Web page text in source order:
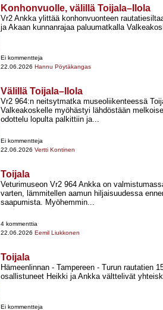
Konhonvuolle, välillä Toijala–Ilola
Vr2 Ankka ylittää konhonvuonteen
ja Akaan kunnanrajaa paluumatkalla
Ei kommentteja
22.06.2026 Hannu Pöytäkangas
Välillä Toijala–Ilola
Vr2 964:n neitsytmatka museoliikenteessä
Valkeakoskelle myöhästyi lähdöstään
odottelu lopulta palkittiin ja...
Ei kommentteja
22.06.2026 Vertti Kontinen
Toijala
Veturimuseon Vr2 964 Ankka on
varten, lämmitellen aamun hiljaisuudessa
saapumista. Myöhemmin...
4 kommenttia
22.06.2026 Eemil Liukkonen
Toijala
Hämeenlinnan -​ Tampereen -​ Turun rautatien
osallistuneet Heikki ja Ankka välttelivät
Ei kommentteja